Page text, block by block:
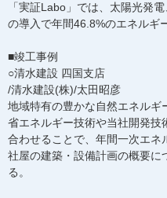
「実証Labo」では、太陽光発
の導入で年間46.8%のエネルギ
■竣工事例
○清水建設 四国支店
/清水建設(株)/太田昭彦
地域特有の豊かな自然エネル
省エネルギー技術や当社開発技
合わせることで、年間一次エ
社屋の建築・設備計画の概要に
る。